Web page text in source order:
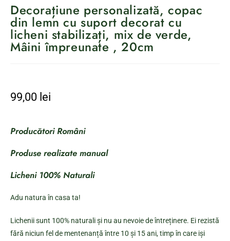
Decorațiune personalizată, copac
din lemn cu suport decorat cu
licheni stabilizați, mix de verde,
Mâini împreunate , 20cm
99,00 lei
Producători Români
Produse realizate manual
Licheni 100% Naturali
Adu natura în casa ta!
Lichenii sunt 100% naturali și nu au nevoie de întreținere. Ei rezistă
fără niciun fel de mentenanță între 10 și 15 ani, timp în care iși